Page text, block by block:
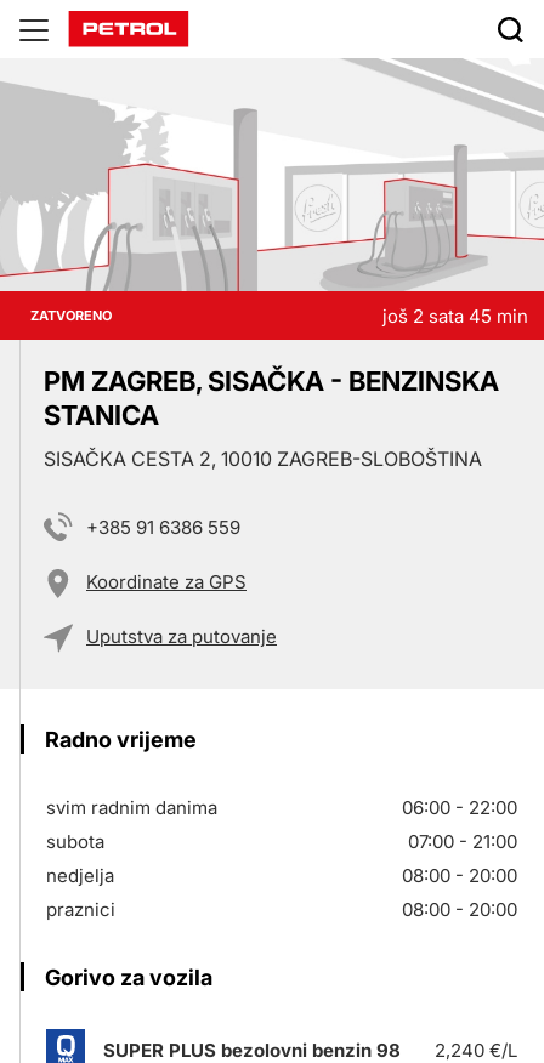
Prodajna
mjesta
ZATVORENO još 2 sata 45 min
PM ZAGREB, SISAČKA - BENZINSKA
STANICA
SISAČKA CESTA 2, 10010 ZAGREB-SLOBOŠTINA
+385 91 6386 559
Koordinate za GPS
Uputstva za putovanje
Radno vrijeme
svim radnim danima
06:00 - 22:00
subota
07:00 - 21:00
nedjelja
08:00 - 20:00
praznici
08:00 - 20:00
Gorivo za vozila
SUPER PLUS bezolovni benzin 98
2,240 €/L